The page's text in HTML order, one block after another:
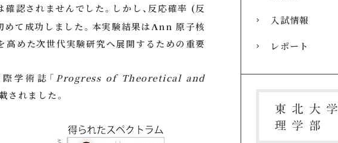
認されませんでした。しかし、反応確率 (反
めて成功しました。本実験結果はΛnn 原子核
高めた次世代実験研究へ展開するための重要
学術誌「 Progress of Theoretical and
されました。
入試情報
レポート